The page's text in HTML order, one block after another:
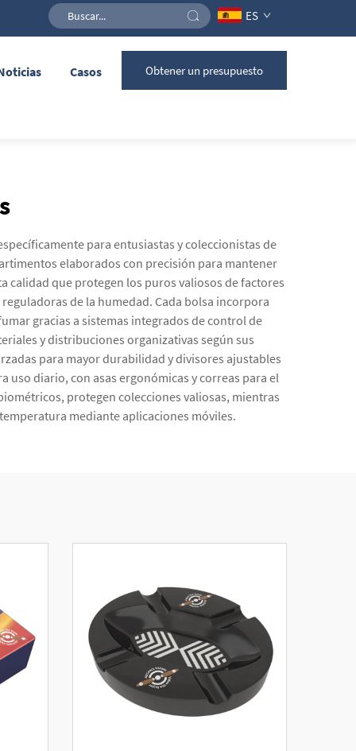
ES
Casos Obtener un presupuesto
para entusiastas y coleccionistas de
elaborados con precisión para mantener
calidad que protegen los puros valiosos de factores
de la humedad. Cada bolsa incorpora
gracias a sistemas integrados de control de
y distribuciones organizativas según sus
para mayor durabilidad y divisores ajustables
uso diario, con asas ergonómicas y correas para el
protegen colecciones valiosas, mientras
mediante aplicaciones móviles.